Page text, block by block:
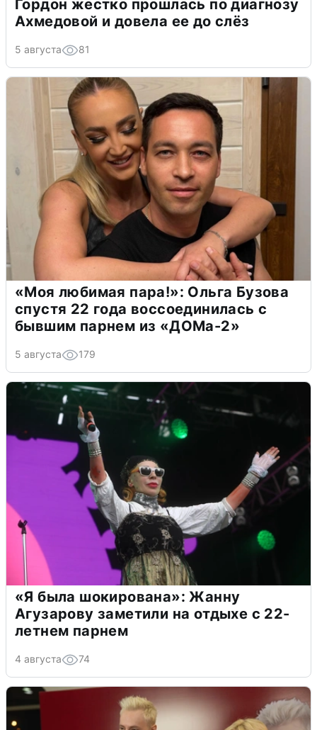
Гордон жестко прошлась по диагнозу
Ахмедовой и довела ее до слёз
5 августа 81
«Моя любимая пара!»: Ольга Бузова
спустя 22 года воссоединилась с
бывшим парнем из «ДОМа-2»
5 августа 179
«Я была шокирована»: Жанну
Агузарову заметили на отдыхе с 22-
летнем парнем
4 августа 74